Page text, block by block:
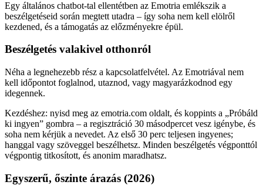
Egy általános chatbot-tal ellentétben az Emotria emlékszik a
beszélgetéseid során megtett utadra – így soha nem kell elölről
kezdened, és a támogatás az előzményekre épül.
Beszélgetés valakivel otthonról
Néha a legnehezebb rész a kapcsolatfelvétel. Az Emotriával nem
kell időpontot foglalnod, utaznod, vagy magyarázkodnod egy
idegennek.
Kezdéshez: nyisd meg az emotria.com oldalt, és koppints a „Próbáld
ki ingyen” gombra – a regisztráció 30 másodpercet vesz igénybe, és
soha nem kérjük a nevedet. Az első 30 perc teljesen ingyenes;
hanggal vagy szöveggel beszélhetsz. Minden beszélgetés végponttól
végpontig titkosított, és anonim maradhatsz.
Egyszerű, őszinte árazás (2026)